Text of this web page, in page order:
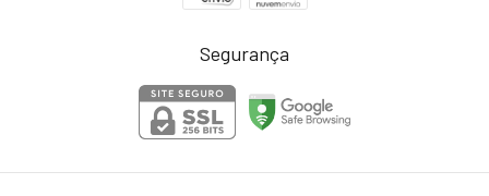
Segurança